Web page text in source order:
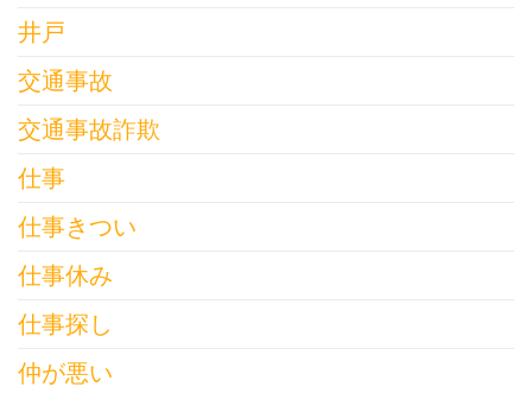
井戸
交通事故
交通事故詐欺
仕事
仕事きつい
仕事休み
仕事探し
仲が悪い